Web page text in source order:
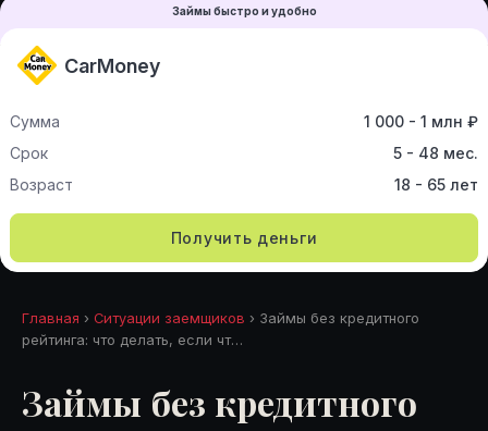
Займы быстро и удобно
CarMoney
Сумма
1 000 - 1 млн ₽
Срок
5 - 48 мес.
Возраст
18 - 65 лет
Получить деньги
Главная › Ситуации заемщиков › Займы без кредитного
рейтинга: что делать, если чт…
Займы без кредитного